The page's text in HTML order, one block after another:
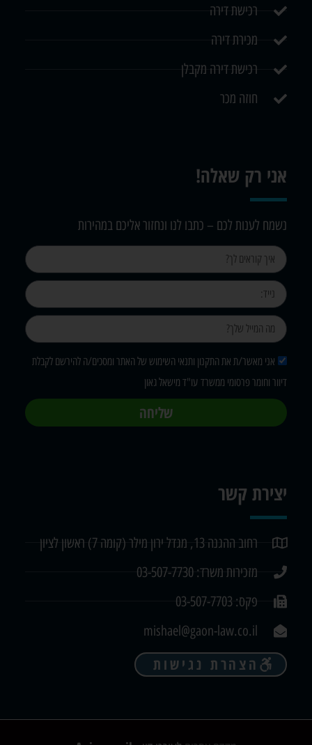
רכישת דירה
מכירת דירה
רכישת דירה מקבלן
חוזה מכר
אני רק שאלה!
נשמח לענות לכם – כתבו לנו ונחזור אליכם במהירות
אני מאשר/ת את התקנון ותנאי השימוש של האתר ומסכים/ה להירשם לקבלת
דיוור וחומר פרסומי ממשרד עו"ד מישאל גאון
שליחה
יצירת קשר
רחוב ההגנה 13, מגדל ירון מילר (קומה 7) ראשון לציון
מזכירות משרד: 03-507-7730
פקס: 03-507-7703
mishael@gaon-law.co.il
הצהרת נגישות